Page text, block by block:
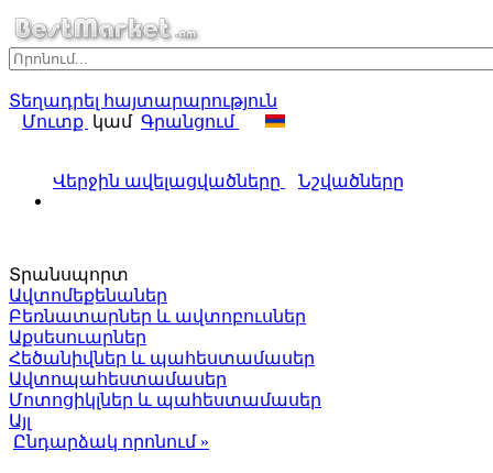
Տեղադրել հայտարարություն
Մուտք կամ Գրանցում
Վերջին ավելացվածները Նշվածները
Տրանսպորտ
Ավտոմեքենաներ
Բեռնատարներ և ավտոբուսներ
Աքսեսուարներ
Հեծանիվներ և պահեստամասեր
Ավտոպահեստամասեր
Մոտոցիկլներ և պահեստամասեր
Այլ
Ընդարձակ որոնում »